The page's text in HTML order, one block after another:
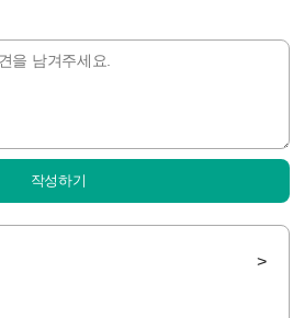
작성하기
>